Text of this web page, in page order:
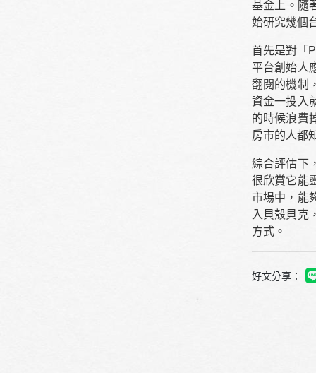
基金上。隨
始研究幾個
首先是對「
平台創始人
翻閱的機制
資金一投入
的時候浪費
房市的人都
綜合評估下
很欣賞它能
市場中，能
入貝殼貝克
方式。
好文分享：